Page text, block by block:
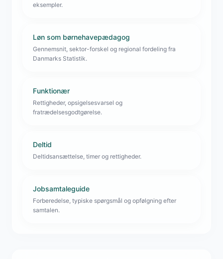
eksempler.
Løn som børnehavepædagog
Gennemsnit, sektor-forskel og regional fordeling fra
Danmarks Statistik.
Funktionær
Rettigheder, opsigelsesvarsel og
fratrædelsesgodtgørelse.
Deltid
Deltidsansættelse, timer og rettigheder.
Jobsamtaleguide
Forberedelse, typiske spørgsmål og opfølgning efter
samtalen.